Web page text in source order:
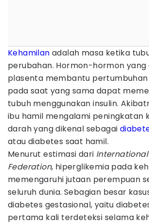
Kehamilan adalah masa ketika
perubahan. Hormon-hormon yang
plasenta membantu
pada saat yang sama dapat
tubuh menggunakan insulin.
ibu hamil mengalami peningkatan
darah yang dikenal sebagai
atau diabetes saat hamil.
Menurut estimasi dari
Federation, hiperglikemia pada
memengaruhi jutaan perempuan
seluruh dunia. Sebagian besar
diabetes gestasional, yaitu
pertama kali terdeteksi selama